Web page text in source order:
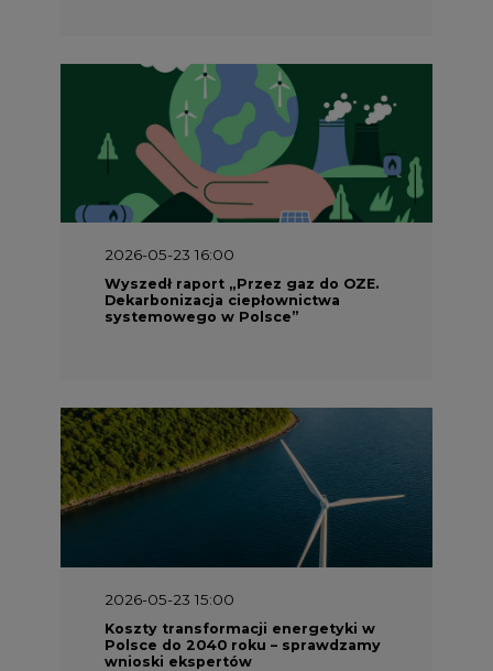
2026-05-23 16:00
Wyszedł raport „Przez gaz do OZE.
Dekarbonizacja ciepłownictwa
systemowego w Polsce”
2026-05-23 15:00
Koszty transformacji energetyki w
Polsce do 2040 roku – sprawdzamy
wnioski ekspertów